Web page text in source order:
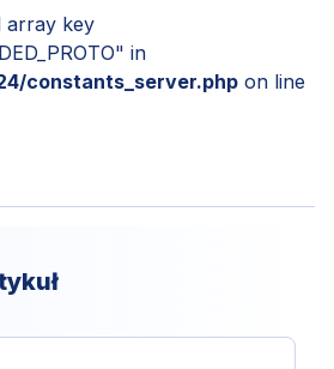
array key
in
constants_server.php on line